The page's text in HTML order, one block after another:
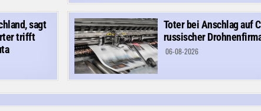
sagt
trifft
Toter bei Anschlag auf
russischer
06-08-2026